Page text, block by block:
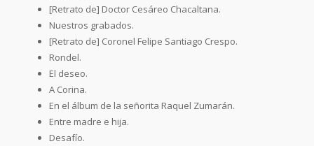
[Retrato de] Doctor Cesáreo Chacaltana.
Nuestros grabados.
[Retrato de] Coronel Felipe Santiago Crespo.
Rondel.
El deseo.
A Corina.
En el álbum de la señorita Raquel Zumarán.
Entre madre e hija.
Desafío.